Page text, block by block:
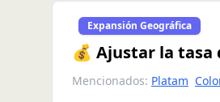
Expansión Geográfica
💰 Ajustar la tasa
Mencionados: Platam